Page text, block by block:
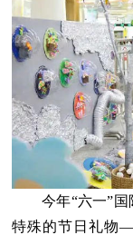
今年“六一”国
特殊的节日礼物